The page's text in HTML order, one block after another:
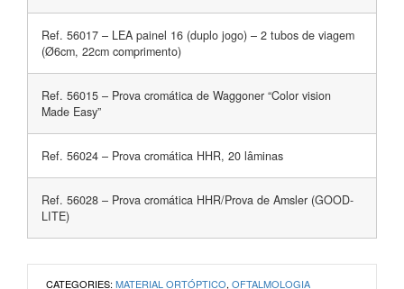
Ref. 56017 – LEA painel 16 (duplo jogo) – 2 tubos de viagem
(Ø6cm, 22cm comprimento)
Ref. 56015 – Prova cromática de Waggoner “Color vision
Made Easy”
Ref. 56024 – Prova cromática HHR, 20 lâminas
Ref. 56028 – Prova cromática HHR/Prova de Amsler (GOOD-
LITE)
CATEGORIES: MATERIAL ORTÓPTICO, OFTALMOLOGIA